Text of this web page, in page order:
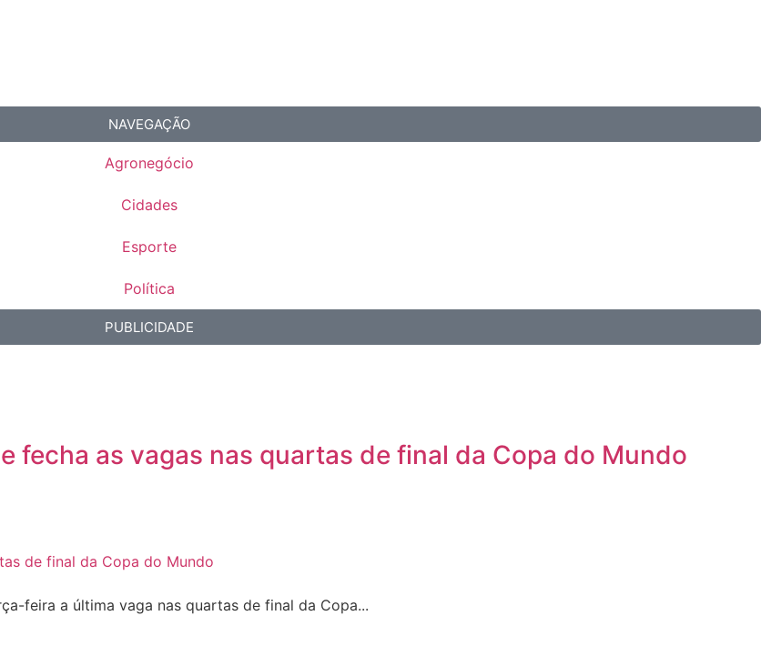
NAVEGAÇÃO
Agronegócio
Cidades
Esporte
Política
PUBLICIDADE
fecha as vagas nas quartas de final da Copa do Mundo
feira a última vaga nas quartas de final da Copa...